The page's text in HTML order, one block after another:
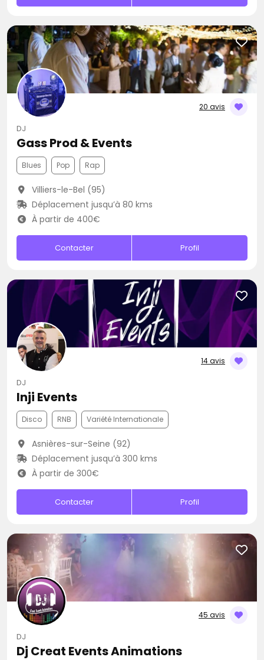
20 avis
DJ
Gass Prod & Events
Blues Pop Rap
Villiers-le-Bel (95)
Déplacement jusqu’à 80 kms
À partir de 400€
Contacter Profil
14 avis
DJ
Inji Events
Disco RNB Variété Internationale
Asnières-sur-Seine (92)
Déplacement jusqu’à 300 kms
À partir de 300€
Contacter Profil
45 avis
DJ
Dj Creat Events Animations